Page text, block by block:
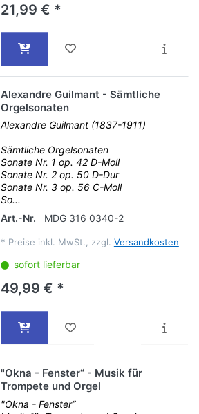
21,99 € *
Alexandre Guilmant - Sämtliche
Orgelsonaten
Alexandre Guilmant (1837-1911)
Sämtliche Orgelsonaten
Sonate Nr. 1 op. 42 D-Moll
Sonate Nr. 2 op. 50 D-Dur
Sonate Nr. 3 op. 56 C-Moll
So...
Art.-Nr.
MDG 316 0340-2
* Preise inkl. MwSt., zzgl. Versandkosten
sofort lieferbar
49,99 € *
"Okna - Fenster“ - Musik für
Trompete und Orgel
"Okna - Fenster“